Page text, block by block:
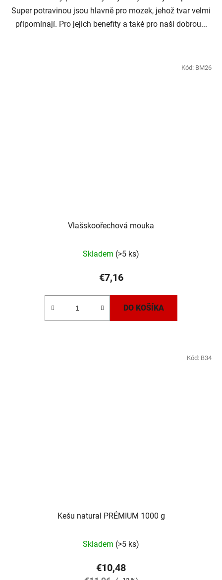
Super potravinou jsou hlavně pro mozek, jehož tvar velmi
připomínají. Pro jejich benefity a také pro naši dobrou...
Vlašskoořechová mouka
Skladem (>5 ks)
€7,16
DO KOŠÍKA
Kód: BM26
Kešu natural PRÉMIUM 1000 g
Skladem (>5 ks)
€10,48
Kód: B34